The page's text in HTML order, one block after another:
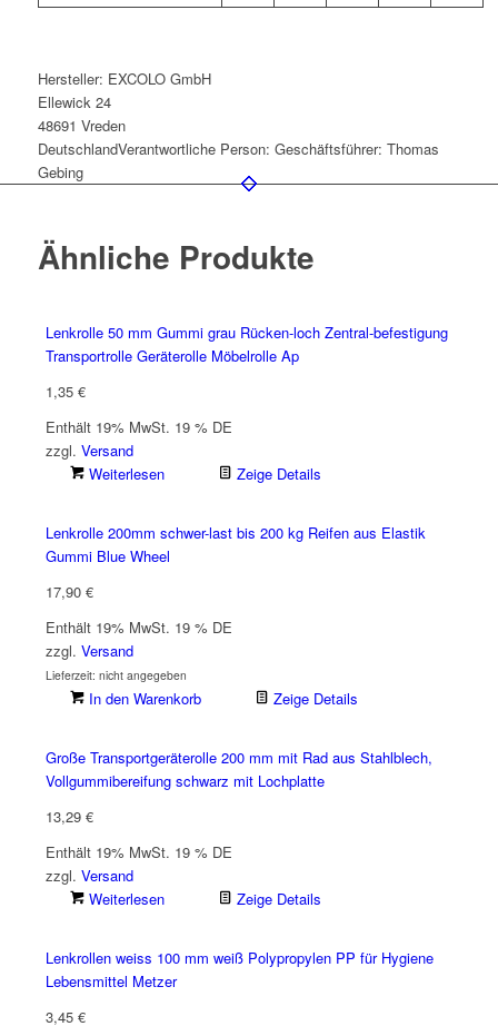
Hersteller: EXCOLO GmbH
Ellewick 24
48691 Vreden
DeutschlandVerantwortliche Person: Geschäftsführer: Thomas
Gebing
Ähnliche Produkte
Lenkrolle 50 mm Gummi grau Rücken-loch Zentral-befestigung
Transportrolle Geräterolle Möbelrolle Ap
1,35 €
Enthält 19% MwSt. 19 % DE
zzgl. Versand
Weiterlesen
Zeige Details
Lenkrolle 200mm schwer-last bis 200 kg Reifen aus Elastik
Gummi Blue Wheel
17,90 €
Enthält 19% MwSt. 19 % DE
zzgl. Versand
Lieferzeit: nicht angegeben
In den Warenkorb Zeige Details
Große Transportgeräterolle 200 mm mit Rad aus Stahlblech,
Vollgummibereifung schwarz mit Lochplatte
13,29 €
Enthält 19% MwSt. 19 % DE
zzgl. Versand
Weiterlesen
Zeige Details
Lenkrollen weiss 100 mm weiß Polypropylen PP für Hygiene
Lebensmittel Metzer
3,45 €